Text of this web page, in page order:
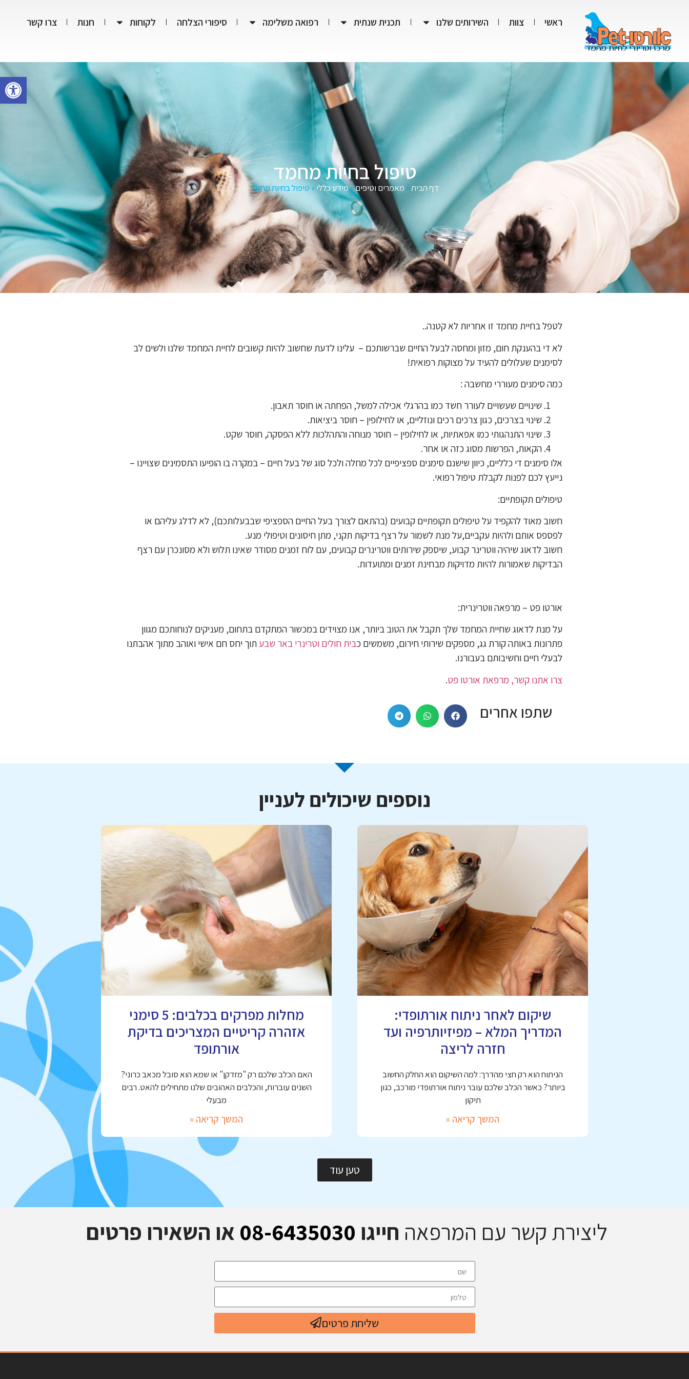
פתח
ראשי צוות השירותים שלנו תכנית שנתית רפואה משלימה סיפורי הצלחה לקוחות חנות צרו קשר
טיפול בחיות מחמד
דף הבית» מאמרים וטיפים»מידע כללי»טיפול בחיות מחמד
לטפל בחיית מחמד זו אחריות לא קטנה..
לא די בהענקת חום, מזון ומחסה לבעל החיים שברשותכם – עלינו לדעת שחשוב להיות קשובים לחיית המחמד שלנו ולשים לב
לסימנים שעלולים להעיד על מצוקות רפואית!
כמה סימנים מעוררי מחשבה :
שינויים שעשויים לעורר חשד כמו בהרגלי אכילה למשל, הפחתה או חוסר תאבון.
שינוי בצרכים, כגון צרכים רכים ונוזליים, או לחילופין – חוסר ביציאות.
שינוי התנהגותי כמו אפאתיות, או לחילופין – חוסר מנוחה והתהלכות ללא הפסקה, חוסר שקט.
הקאות, הפרשות מסוג כזה או אחר.
אלו סימנים די כלליים, כיוון שישנם סימנים ספציפיים לכל מחלה ולכל סוג של בעל חיים – במקרה בו הופיעו התסמינים שצויינו –
נייעץ לכם לפנות לקבלת טיפול רפואי.
טיפולים תקופתיים:
חשוב מאוד להקפיד על טיפולים תקופתיים קבועים (בהתאם לצורך בעל החיים הספציפי שבבעלותכם), לא לדלג עליהם או
לפספס אותם ולהיות עקביים,על מנת לשמור על רצף בדיקות תקני, מתן חיסונים וטיפולי מנע.
חשוב לדאוג שיהיה ווטרינר קבוע, שיספק שירותים ווטרינרים קבועים, עם לוח זמנים מסודר שאינו תלוש ולא מסונכרן עם רצף
הבדיקות שאמורות להיות מדויקות מבחינת זמנים ומתועדות.
אורטו פט – מרפאה ווטרינרית:
על מנת לדאוג שחיית המחמד שלך תקבל את הטוב ביותר, אנו מצוידים במכשור המתקדם בתחום, מעניקים לנוחותכם מגוון
פתרונות באותה קורת גג, מספקים שירותי חירום, משמשים כבית חולים וטרינרי באר שבעתוך יחס חם אישי ואוהב מתוך אהבתנו
לבעלי חיים וחשיבותם בעבורנו.
צרו אתנו קשר, מרפאת אורטו פט.
שתפו אחרים
נוספים שיכולים לעניין
שיקום לאחר ניתוח אורתופדי:
המדריך המלא – מפיזיותרפיה ועד
חזרה לריצה
הניתוח הוא רק חצי מהדרך: למה השיקום הוא החלק החשוב
ביותר? כאשר הכלב שלכם עובר ניתוח אורתופדי מורכב, כגון
תיקון
המשך קריאה »
מחלות מפרקים בכלבים: 5 סימני
אזהרה קריטיים המצריכים בדיקת
אורתופד
האם הכלב שלכם רק "מזדקן" או שמא הוא סובל מכאב כרוני?
השנים עוברות, והכלבים האהובים שלנו מתחילים להאט. רבים
מבעלי
המשך קריאה »
טען עוד
ליצירת קשר עם המרפאה חייגו 08-6435030 או השאירו פרטים
שליחת פרטים